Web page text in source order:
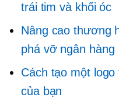
trái tim và khối óc
Nâng cao thương
phá vỡ ngân hàng
Cách tạo một
của bạn